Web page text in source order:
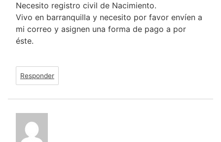
Necesito registro civil de Nacimiento.
Vivo en barranquilla y necesito por favor envíen a
mi correo y asignen una forma de pago a por
éste.
Responder